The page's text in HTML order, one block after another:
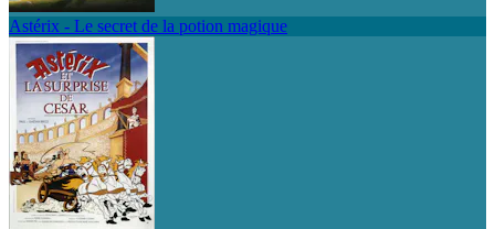
Astérix - Le secret de la potion magique